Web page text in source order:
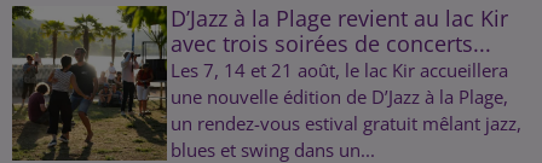
D’Jazz à la Plage revient au lac Kir
avec trois soirées de concerts...
Les 7, 14 et 21 août, le lac Kir accueillera
une nouvelle édition de D’Jazz à la Plage,
un rendez-vous estival gratuit mêlant jazz,
blues et swing dans un...